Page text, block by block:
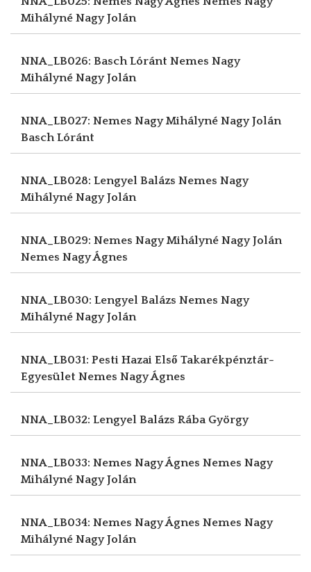
Mihályné Nagy Jolán
NNA_LB026: Basch Lóránt Nemes Nagy
Mihályné Nagy Jolán
NNA_LB027: Nemes Nagy Mihályné Nagy Jolán
Basch Lóránt
NNA_LB028: Lengyel Balázs Nemes Nagy
Mihályné Nagy Jolán
NNA_LB029: Nemes Nagy Mihályné Nagy Jolán
Nemes Nagy Ágnes
NNA_LB030: Lengyel Balázs Nemes Nagy
Mihályné Nagy Jolán
NNA_LB031: Pesti Hazai Első Takarékpénztár-
Egyesület Nemes Nagy Ágnes
NNA_LB032: Lengyel Balázs Rába György
NNA_LB033: Nemes Nagy Ágnes Nemes Nagy
Mihályné Nagy Jolán
NNA_LB034: Nemes Nagy Ágnes Nemes Nagy
Mihályné Nagy Jolán